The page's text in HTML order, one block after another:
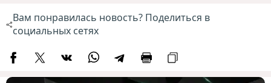
Вам понравилась новость? Поделиться в
социальных сетях